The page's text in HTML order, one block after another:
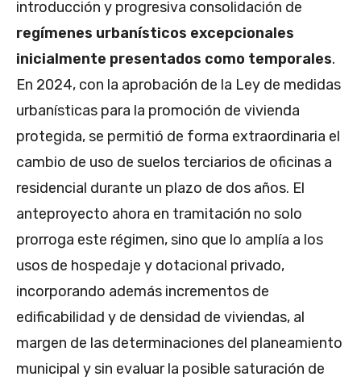
introducción y progresiva consolidación de
regímenes urbanísticos excepcionales
inicialmente presentados como temporales.
En 2024, con la aprobación de la Ley de medidas
urbanísticas para la promoción de vivienda
protegida, se permitió de forma extraordinaria el
cambio de uso de suelos terciarios de oficinas a
residencial durante un plazo de dos años. El
anteproyecto ahora en tramitación no solo
prorroga este régimen, sino que lo amplía a los
usos de hospedaje y dotacional privado,
incorporando además incrementos de
edificabilidad y de densidad de viviendas, al
margen de las determinaciones del planeamiento
municipal y sin evaluar la posible saturación de